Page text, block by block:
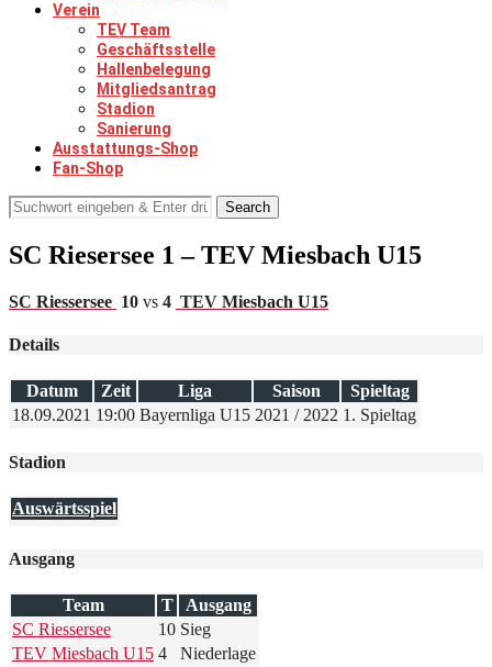
Verein
TEV Team
Geschäftsstelle
Hallenbelegung
Mitgliedsantrag
Stadion
Sanierung
Ausstattungs-Shop
Fan-Shop
Search
SC Riesersee 1 – TEV Miesbach U15
SC Riessersee 10 vs 4 TEV Miesbach U15
Details
Datum Zeit Liga Saison
Spieltag
18.09.2021 19:00 Bayernliga U15 2021 / 2022 1. Spieltag
Stadion
Auswärtsspiel
Ausgang
Team T
Ausgang
SC Riessersee
10 Sieg
TEV Miesbach U15 4 Niederlage